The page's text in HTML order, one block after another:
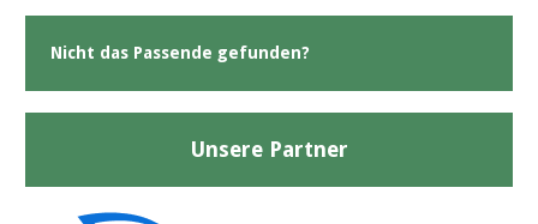
Nicht das Passende gefunden?
Unsere Partner